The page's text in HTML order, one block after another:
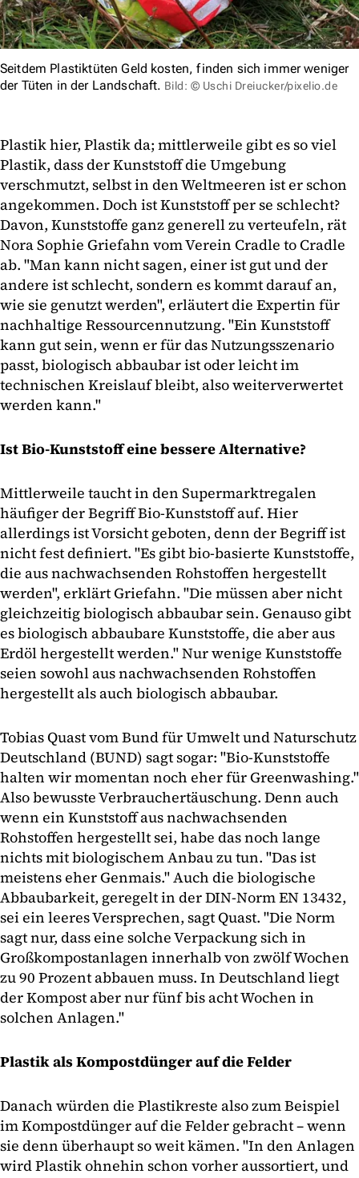
Seitdem Plastiktüten Geld kosten, finden sich immer weniger
der Tüten in der Landschaft. Bild: © Uschi Dreiucker/pixelio.de
Plastik hier, Plastik da; mittlerweile gibt es so viel
Plastik, dass der Kunststoff die Umgebung
verschmutzt, selbst in den Weltmeeren ist er schon
angekommen. Doch ist Kunststoff per se schlecht?
Davon, Kunststoffe ganz generell zu verteufeln, rät
Nora Sophie Griefahn vom Verein Cradle to Cradle
ab. "Man kann nicht sagen, einer ist gut und der
andere ist schlecht, sondern es kommt darauf an,
wie sie genutzt werden", erläutert die Expertin für
nachhaltige Ressourcennutzung. "Ein Kunststoff
kann gut sein, wenn er für das Nutzungsszenario
passt, biologisch abbaubar ist oder leicht im
technischen Kreislauf bleibt, also weiterverwertet
werden kann."
Ist Bio-Kunststoff eine bessere Alternative?
Mittlerweile taucht in den Supermarktregalen
häufiger der Begriff Bio-Kunststoff auf. Hier
allerdings ist Vorsicht geboten, denn der Begriff ist
nicht fest definiert. "Es gibt bio-basierte Kunststoffe,
die aus nachwachsenden Rohstoffen hergestellt
werden", erklärt Griefahn. "Die müssen aber nicht
gleichzeitig biologisch abbaubar sein. Genauso gibt
es biologisch abbaubare Kunststoffe, die aber aus
Erdöl hergestellt werden." Nur wenige Kunststoffe
seien sowohl aus nachwachsenden Rohstoffen
hergestellt als auch biologisch abbaubar.
Tobias Quast vom Bund für Umwelt und Naturschutz
Deutschland (BUND) sagt sogar: "Bio-Kunststoffe
halten wir momentan noch eher für Greenwashing."
Also bewusste Verbrauchertäuschung. Denn auch
wenn ein Kunststoff aus nachwachsenden
Rohstoffen hergestellt sei, habe das noch lange
nichts mit biologischem Anbau zu tun. "Das ist
meistens eher Genmais." Auch die biologische
Abbaubarkeit, geregelt in der DIN-Norm EN 13432,
sei ein leeres Versprechen, sagt Quast. "Die Norm
sagt nur, dass eine solche Verpackung sich in
Großkompostanlagen innerhalb von zwölf Wochen
zu 90 Prozent abbauen muss. In Deutschland liegt
der Kompost aber nur fünf bis acht Wochen in
solchen Anlagen."
Plastik als Kompostdünger auf die Felder
Danach würden die Plastikreste also zum Beispiel
im Kompostdünger auf die Felder gebracht – wenn
sie denn überhaupt so weit kämen. "In den Anlagen
wird Plastik ohnehin schon vorher aussortiert, und